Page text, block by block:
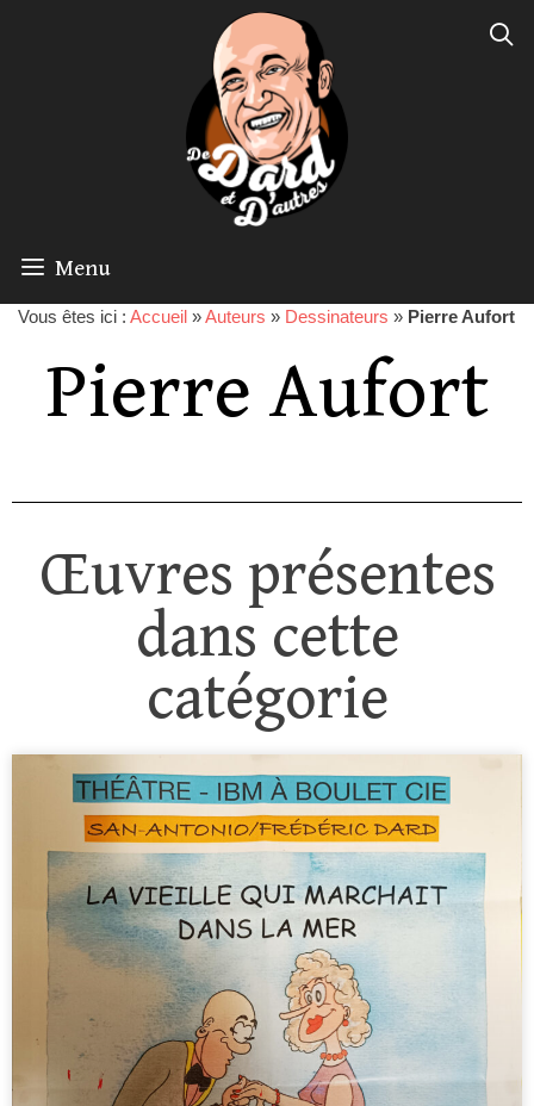
Menu
Vous êtes ici : Accueil »Auteurs » Dessinateurs » Pierre Aufort
Pierre Aufort
Œuvres présentes
dans cette
catégorie